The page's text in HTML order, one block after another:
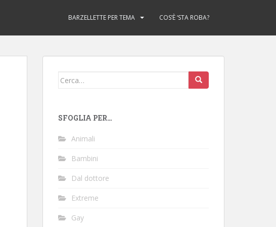
BARZELLETTE PER TEMA COS’È ‘STA ROBA?
Cerca:
SFOGLIA PER…
Animali
Bambini
Dal dottore
Extreme
Gay